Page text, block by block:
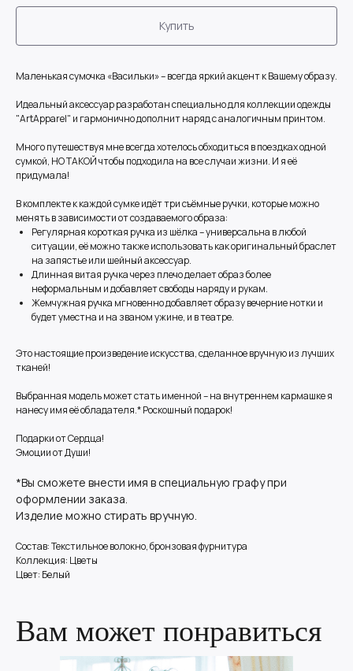
Купить
Маленькая сумочка «Васильки» – всегда яркий акцент к Вашему образу.
Идеальный аксессуар разработан специально для коллекции одежды
"ArtApparel" и гармонично дополнит наряд с аналогичным принтом.
Много путешествуя мне всегда хотелось обходиться в поездках одной
сумкой, НО ТАКОЙ чтобы подходила на все случаи жизни. И я её
придумала!
В комплекте к каждой сумке идёт три съёмные ручки, которые можно
менять в зависимости от создаваемого образа:
Регулярная короткая ручка из шёлка – универсальна в любой
ситуации, её можно также использовать как оригинальный браслет
на запястье или шейный аксессуар.
Длинная витая ручка через плечо делает образ более
неформальным и добавляет свободы наряду и рукам.
Жемчужная ручка мгновенно добавляет образу вечерние нотки и
будет уместна и на званом ужине, и в театре.
Это настоящие произведение искусства, сделанное вручную из лучших
тканей!
Выбранная модель может стать именной – на внутреннем кармашке я
нанесу имя её обладателя.* Роскошный подарок!
Подарки от Сердца!
Эмоции от Души!
*Вы сможете внести имя в специальную графу при
оформлении заказа.
Изделие можно стирать вручную.
Состав: Текстильное волокно, бронзовая фурнитура
Коллекция: Цветы
Цвет: Белый
Вам может понравиться